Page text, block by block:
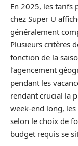
En 2025, les tarifs
chez Super U
généralement
Plusieurs critères
fonction de la
l’agencement
pendant les
rendant crucial la
week-end long,
selon le choix de
budget requis se